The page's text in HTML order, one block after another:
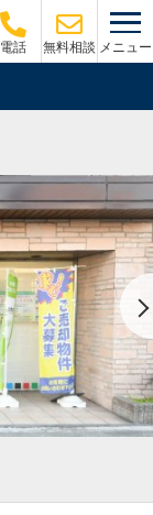
電話 無料相談 メニュー